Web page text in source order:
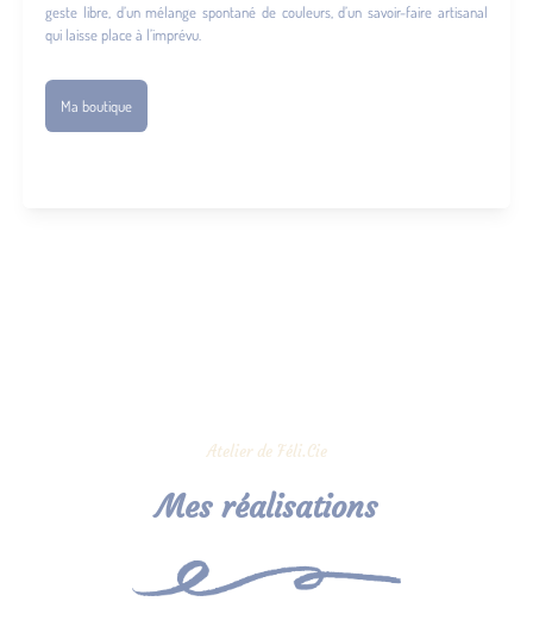
geste libre, d’un mélange spontané de couleurs, d’un savoir-faire artisanal
qui laisse place à l’imprévu.
Ma boutique
Atelier de Féli.Cie
Mes réalisations